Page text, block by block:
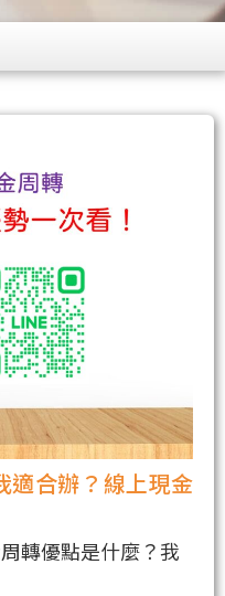
適合辦？線上現金
轉優點是什麼？我